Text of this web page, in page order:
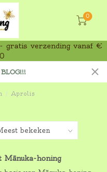
0
gratis verzending vanaf €
/ Aprolis
Mãnuka-honing